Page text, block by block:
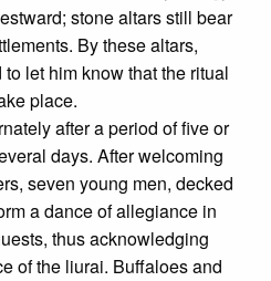
stone altars still bear
By these altars,
let him know that the ritual
place.
after a period of five or
days. After welcoming
seven young men, decked
a dance of allegiance in
thus acknowledging
of the liurai. Buffaloes and